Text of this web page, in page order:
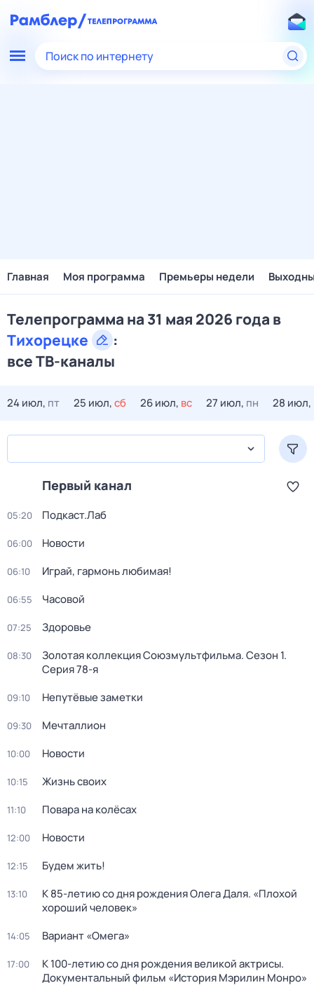
Поиск по интернету
Главная Моя программа Премьеры недели
Телепрограмма на 31 мая 2026 года в
Тихорецке
:
все ТВ-каналы
24 июл, пт 25 июл,сб 26 июл, вс 27 июл, пн 28 июл,
Первый канал
05:20 Подкаст.Лаб
06:00 Новости
06:10 Играй, гармонь любимая!
06:55 Часовой
07:25 Здоровье
08:30 Золотая коллекция Союзмультфильма. Сезон 1.
Серия 78-я
09:10 Непутёвые заметки
09:30 Мечталлион
10:00 Новости
10:15 Жизнь своих
11:10 Повара на колёсах
12:00 Новости
12:15 Будем жить!
13:10
К 85-летию со дня рождения Олега Даля. «Плохой
хороший человек»
14:05 Вариант «Омега»
17:00
К 100-летию со дня рождения великой актрисы.
Документальный фильм «История Мэрилин Монро»